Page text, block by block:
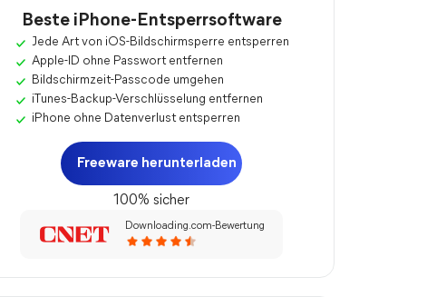
Beste iPhone-Entsperrsoftware
Jede Art von iOS-Bildschirmsperre entsperren
Apple-ID ohne Passwort entfernen
Bildschirmzeit-Passcode umgehen
iTunes-Backup-Verschlüsselung entfernen
iPhone ohne Datenverlust entsperren
Freeware herunterladen
100% sicher
Downloading.com-Bewertung